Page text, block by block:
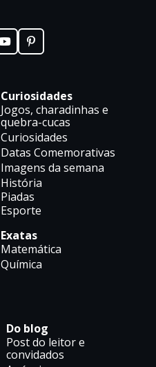
Curiosidades
Jogos, charadinhas e
quebra-cucas
Curiosidades
Datas Comemorativas
Imagens da semana
História
Piadas
Esporte
Exatas
Matemática
Química
Do blog
Post do leitor e
convidados